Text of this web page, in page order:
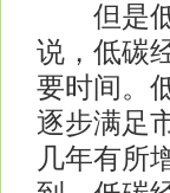
但是低
说，低碳
要时间。
逐步满足
几年有所